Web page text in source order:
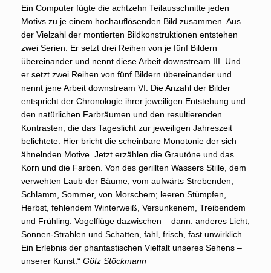
Ein Computer fügte die achtzehn Teilausschnitte jeden
Motivs zu je einem hochauflösenden Bild zusammen. Aus
der Vielzahl der montierten Bildkonstruktionen entstehen
zwei Serien. Er setzt drei Reihen von je fünf Bildern
übereinander und nennt diese Arbeit downstream III. Und
er setzt zwei Reihen von fünf Bildern übereinander und
nennt jene Arbeit downstream VI. Die Anzahl der Bilder
entspricht der Chronologie ihrer jeweiligen Entstehung und
den natürlichen Farbräumen und den resultierenden
Kontrasten, die das Tageslicht zur jeweiligen Jahreszeit
belichtete. Hier bricht die scheinbare Monotonie der sich
ähnelnden Motive. Jetzt erzählen die Grautöne und das
Korn und die Farben. Von des gerillten Wassers Stille, dem
verwehten Laub der Bäume, vom aufwärts Strebenden,
Schlamm, Sommer, von Morschem; leeren Stümpfen,
Herbst, fehlendem Winterweiß, Versunkenem, Treibendem
und Frühling. Vogelflüge dazwischen – dann: anderes Licht,
Sonnen-Strahlen und Schatten, fahl, frisch, fast unwirklich.
Ein Erlebnis der phantastischen Vielfalt unseres Sehens –
unserer Kunst.“ Götz Stöckmann